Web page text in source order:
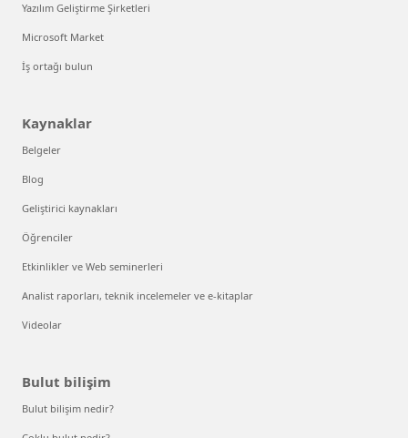
Yazılım Geliştirme Şirketleri
Microsoft Market
İş ortağı bulun
Kaynaklar
Belgeler
Blog
Geliştirici kaynakları
Öğrenciler
Etkinlikler ve Web seminerleri
Analist raporları, teknik incelemeler ve e-kitaplar
Videolar
Bulut bilişim
Bulut bilişim nedir?